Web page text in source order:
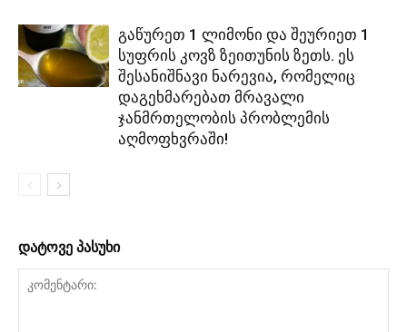
გაწურეთ 1 ლიმონი და შეურიეთ 1
სუფრის კოვზ ზეითუნის ზეთს. ეს
შესანიშნავი ნარევია, რომელიც
დაგეხმარებათ მრავალი
ჯანმრთელობის პრობლემის
აღმოფხვრაში!
დატოვე პასუხი